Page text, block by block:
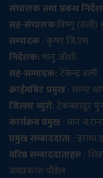
संचालक तथा प्रबन्ध
सह-संचालक:विष्णु (वली)
सम्पादक: कृष्ण जि.एम
निर्देशक:भानु जोशी
सह-सम्पादक:टेकेन्द्र वली
क्राईमबिट प्रमुख: सागर
जिल्ला ब्युरो: टेकबहादुर
कार्यक्रम प्रमुख: मान
प्रमुख सम्बाददाता: इराधा
वरिष्ठ सम्बाददाताहरु:
जयप्रकाश पौडेल